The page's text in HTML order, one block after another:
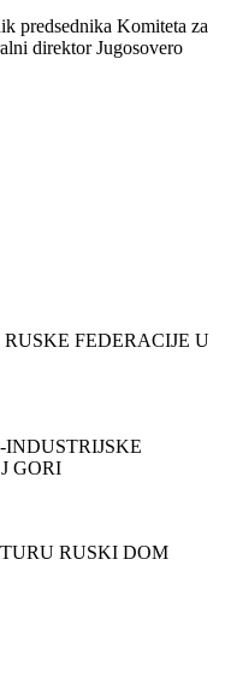
predsednika Komiteta za
direktor Jugosovero
FEDERACIJE U
GORI
RUSKI DOM